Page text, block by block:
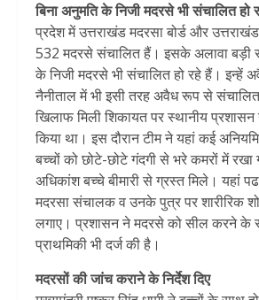
बिना अनुमति के निजी मदरसे भी संचालित हो
प्रदेश में उत्तराखंड मदरसा बोर्ड और
532 मदरसे संचालित हैं। इसके अलावा बड़ी
के निजी मदरसे भी संचालित हो रहे हैं। इन्हें
नैनीताल में भी इसी तरह अवैध रूप से
खिलाफ मिली शिकायत पर स्थानीय प्रशासन
किया था। इस दौरान टीम ने यहां कई
बच्चों को छोटे-छोटे गंदगी से भरे कमरों में रखा
अधिकांश बच्चे बीमारी से ग्रस्त मिले। यहां
मदरसा संचालक व उनके पुत्र पर शारीरिक
लगाए। प्रशासन ने मदरसे को सील करने के
प्राथमिकी भी दर्ज की है।
मदरसों की जांच कराने के निर्देश दिए